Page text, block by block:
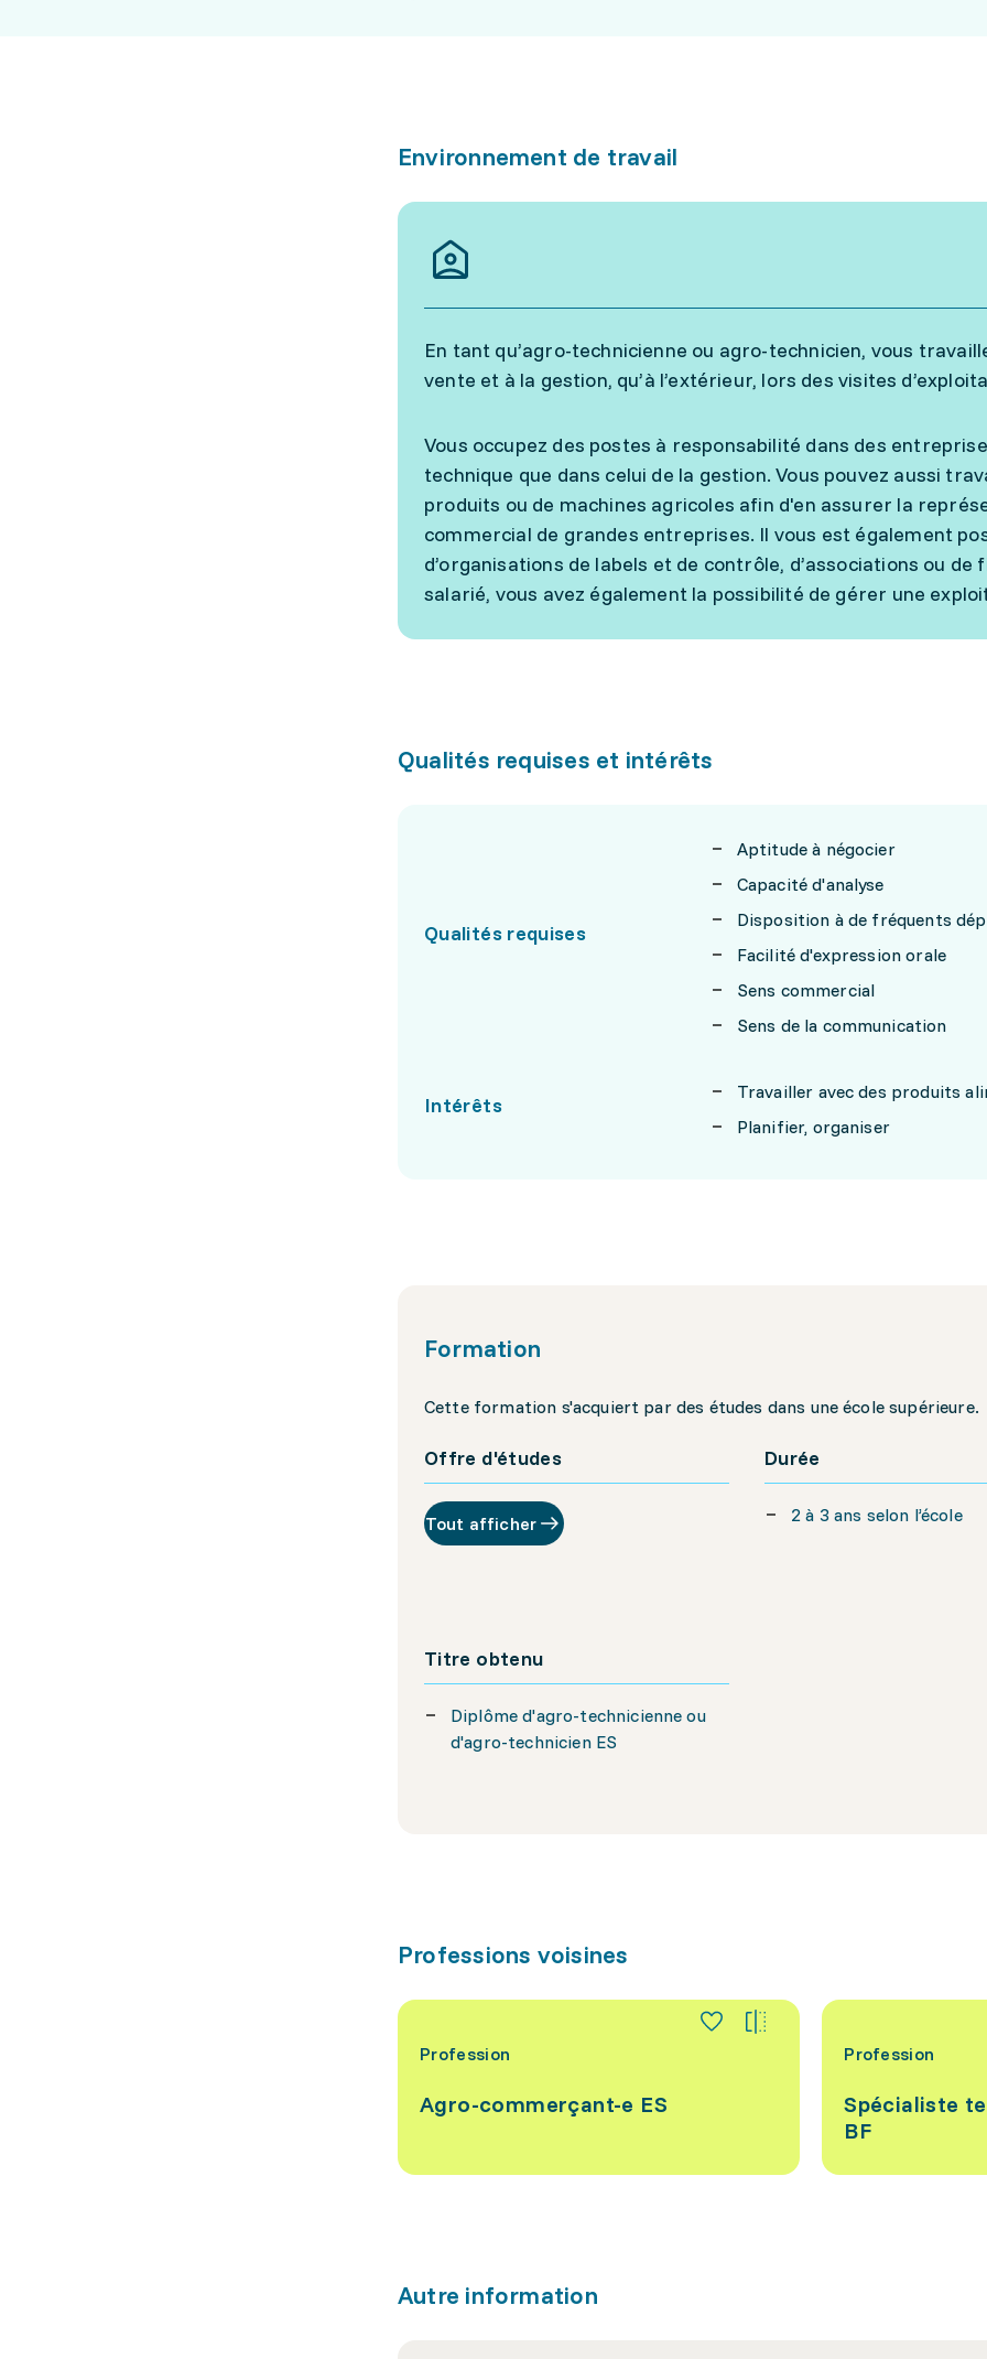
Environnement de travail
En tant qu’agro-technicienne ou agro-technicien, vous
vente et à la gestion, qu’à l’extérieur, lors des visites
Vous occupez des postes à responsabilité dans des
technique que dans celui de la gestion. Vous pouvez aussi
produits ou de machines agricoles afin d'en assurer la
commercial de grandes entreprises. Il vous est également
d’organisations de labels et de contrôle, d’associations ou
salarié, vous avez également la possibilité de gérer une
Qualités requises et intérêts
Qualités requises
Aptitude à négocier
Capacité d'analyse
Disposition à de fréquents
Facilité d'expression orale
Sens commercial
Sens de la communication
Intérêts
Travailler avec des produits
Planifier, organiser
Formation
Cette formation s'acquiert par des études dans une école supérieure.
Offre d'études
Tout afficher
Durée
2 à 3 ans selon l’école
Titre obtenu
Diplôme d'agro-technicienne ou
d'agro-technicien ES
Professions voisines
Profession
Agro-commerçant-e ES
Profession
Spécialiste
BF
Autre information